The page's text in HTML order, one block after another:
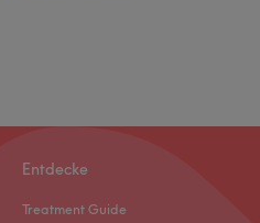
Entdecke
Treatment Guide